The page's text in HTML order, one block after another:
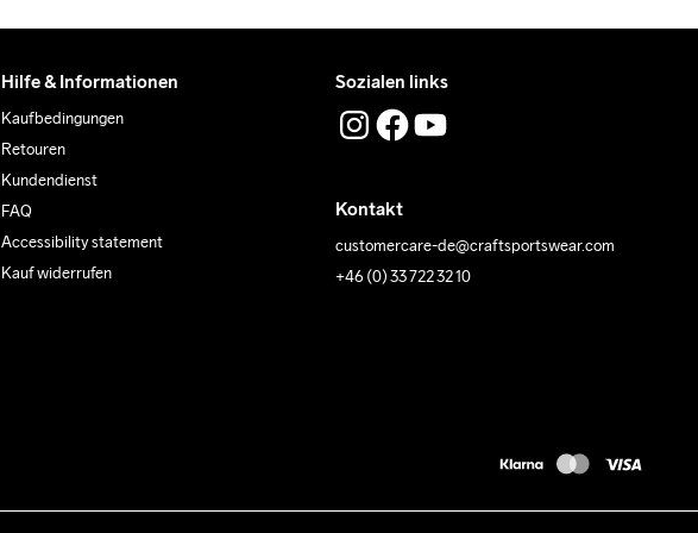
Hilfe & Informationen
Kaufbedingungen
Retouren
Kundendienst
FAQ
Accessibility statement
Kauf widerrufen
Sozialen links
Kontakt
customercare-de@craftsportswear.com
+46 (0) 33 722 32 10